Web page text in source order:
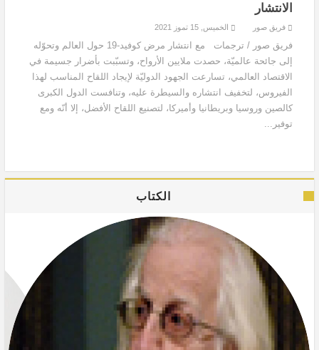
الانتشار
فريق صور الخميس, 15 تموز 2021
فريق صور / ترجمات مع انتشار مرض كوفيد-19 حول العالم وتحوّله
إلى جائحة عالميّة، حصدت ملايين الأرواح، وتسبّبت بأضرار جسيمة في
الاقتصاد العالمي، تسارعت الجهود الدوليّة لإيجاد اللقاح المناسب لهذا
الفيروس، لتخفيف انتشاره والسيطرة عليه، وتنافست الدول الكبرى
كالصين وروسيا وبريطانيا وأميركا، لتصنيع اللقاح الأفضل، إلا أنّه ومع
توفير...
الكتاب